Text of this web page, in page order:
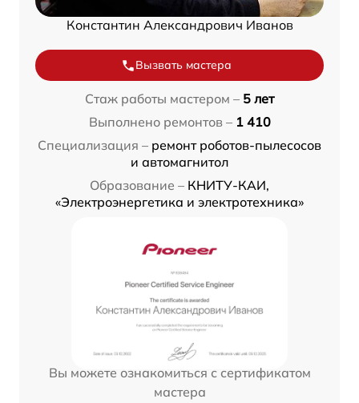
Константин Александрович Иванов
Вызвать мастера
Стаж работы мастером – 5 лет
Выполнено ремонтов – 1 410
Специализация – ремонт роботов-пылесосов
и автомагнитол
Образование – КНИТУ-КАИ,
«Электроэнергетика и электротехника»
Вы можете ознакомиться с сертификатом
мастера